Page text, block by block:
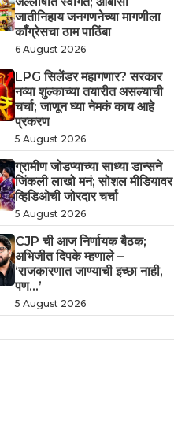
जातीनिहाय जनगणनेच्या मागणीला
काँग्रेसचा ठाम पाठिंबा
6 August 2026
LPG सिलेंडर महागणार? सरकार
नव्या शुल्काच्या तयारीत असल्याची
चर्चा; जाणून घ्या नेमकं काय आहे
प्रकरण
5 August 2026
ग्रामीण जोडप्याच्या साध्या डान्सने
जिंकली लाखो मनं; सोशल मीडियावर
व्हिडिओची जोरदार चर्चा
5 August 2026
CJP ची आज निर्णायक बैठक;
अभिजीत दिपके म्हणाले –
‘राजकारणात जाण्याची इच्छा नाही,
पण…’
5 August 2026